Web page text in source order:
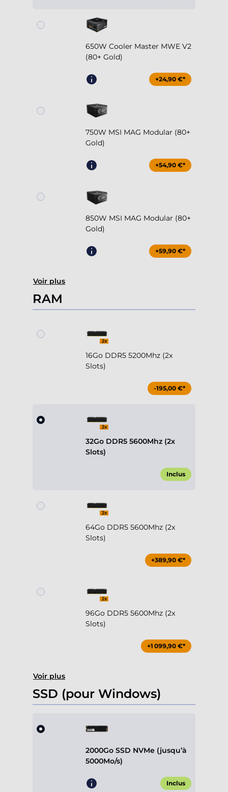
650W Cooler Master MWE V2
(80+ Gold)
+24,90 €*
750W MSI MAG Modular (80+
Gold)
+54,90 €*
850W MSI MAG Modular (80+
Gold)
+59,90 €*
Voir plus
RAM
16Go DDR5 5200Mhz (2x
Slots)
-195,00 €*
32Go DDR5 5600Mhz (2x
Slots)
Inclus
64Go DDR5 5600Mhz (2x
Slots)
+389,90 €*
96Go DDR5 5600Mhz (2x
Slots)
+1 099,90 €*
Voir plus
SSD (pour Windows)
2000Go SSD NVMe (jusqu’à
5000Mo/s)
Inclus